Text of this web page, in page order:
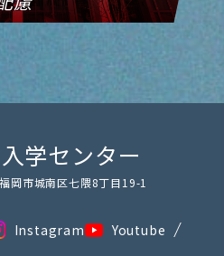
学センター
岡市城南区七隈8丁目19-1
Instagram Youtube